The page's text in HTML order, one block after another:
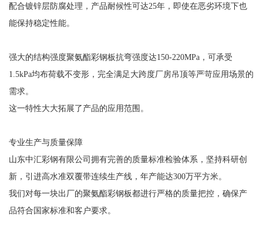
配合镀锌层防腐处理，产品耐候性可达25年，即使在恶劣环境下也
能保持稳定性能。
强大的结构强度聚氨酯彩钢板抗弯强度达150-220MPa，可承受
1.5kPa均布荷载不变形，完全满足大跨度厂房吊顶等严苛应用场景的
需求。
这一特性大大拓展了产品的应用范围。
专业生产与质量保障
山东中汇彩钢有限公司拥有完善的质量标准检验体系，坚持科研创
新，引进高水准双覆带连续生产线，年产能达300万平方米。
我们对每一块出厂的聚氨酯彩钢板都进行严格的质量把控，确保产
品符合国家标准和客户要求。